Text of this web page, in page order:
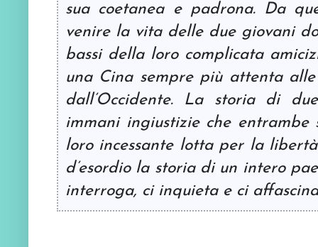
sua coetanea e padrona. Da
venire la vita delle due giovani
bassi della loro complicata
una Cina sempre più attenta
dall’Occidente. La storia di
immani ingiustizie che entrambe
loro incessante lotta per la
d’esordio la storia di un intero
interroga, ci inquieta e ci